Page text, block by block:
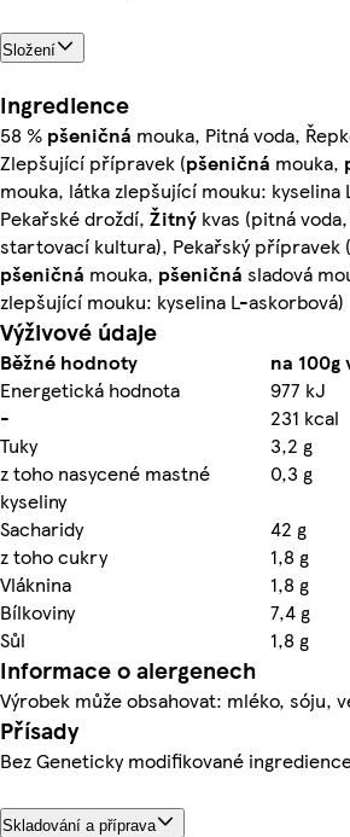
Složení
Ingredience
58 % pšeničná mouka, Pitná voda,
Zlepšující přípravek (pšeničná mouka,
mouka, látka zlepšující mouku: kyselina
Pekařské droždí, Žitný kvas (pitná voda,
startovací kultura), Pekařský přípravek (
pšeničná mouka, pšeničná sladová
zlepšující mouku: kyselina L-askorbová)
Výživové údaje
Běžné hodnoty
na 100g
Energetická hodnota
977 kJ
-
231 kcal
Tuky
3,2 g
z toho nasycené mastné
kyseliny
0,3 g
Sacharidy
42 g
z toho cukry
1,8 g
Vláknina
1,8 g
Bílkoviny
7,4 g
Sůl
1,8 g
Informace o alergenech
Výrobek může obsahovat: mléko, sóju,
Přísady
Bez Geneticky modifikované
Skladování a příprava